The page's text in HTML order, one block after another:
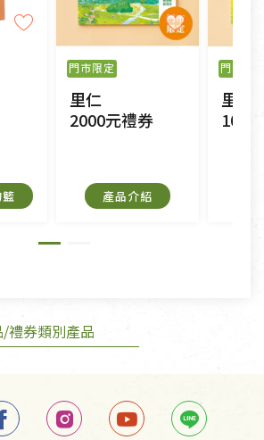
商品：
形式儲存之商品、易於變質或損壞
上無法或不適合退換之商品：如
、電腦軟體，若產品瑕疵無法讀取僅
如於送達後水洗或污損者。
衣褲、襪子、口罩等私人消耗性產
罩個人衛生用品除商品本身有瑕疵
解除權合理例外情事適用準
需知：
式或未使用原箱退回，導致書籍有
污損或凹角，將不接受退貨，也不
門市限定
里仁
2000元禮券
產品介紹
門市限
里仁
1000
禮券類別產品